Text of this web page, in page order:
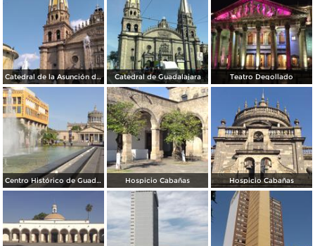
Catedral de la Asunción de María Santísima Catedral de Guadalajara Teatro Degollado
Centro Histórico de Guadalajara Hospicio Cabañas Hospicio Cabañas